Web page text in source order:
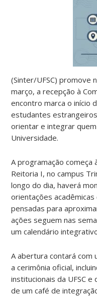
(Sinter/UFSC) promove
março, a recepção à
encontro marca o início
estudantes
orientar e integrar
Universidade.
A programação começa
Reitoria I, no campus
longo do dia, haverá
orientações
pensadas para
ações seguem nas
um calendário
A abertura contará com
a cerimônia oficial,
institucionais da UFSC e
de um café de